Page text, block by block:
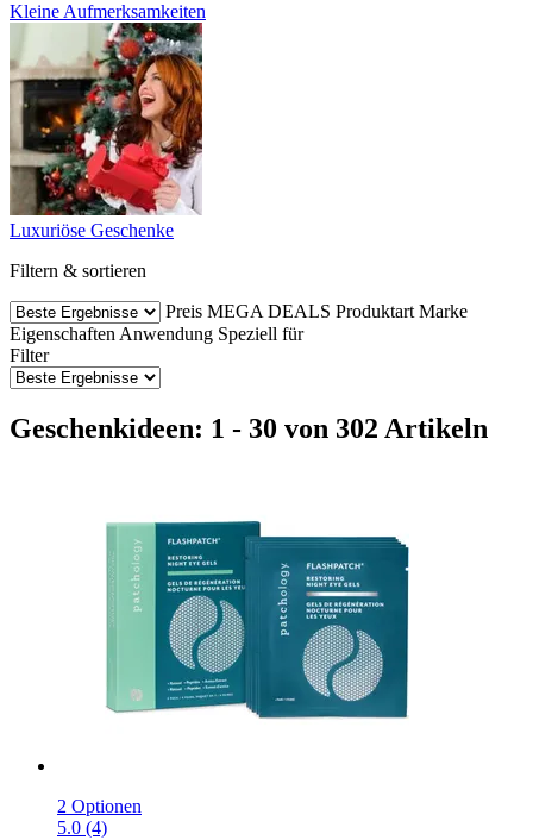
Kleine Aufmerksamkeiten
Luxuriöse Geschenke
Filtern & sortieren
Preis MEGA DEALS Produktart Marke
Eigenschaften Anwendung Speziell für
Filter
Geschenkideen: 1 - 30 von 302 Artikeln
2 Optionen
5.0 (4)